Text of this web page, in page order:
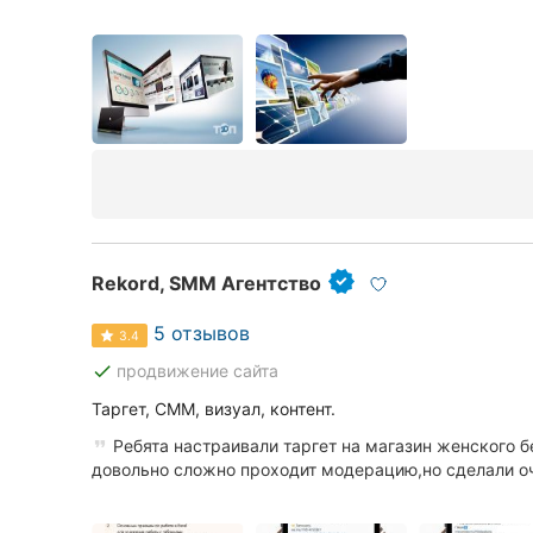
Rekord, SMM Агентство
3.4 5 отзывов
done продвижение сайта
Таргет, СММ, визуал, контент.
Ребята настраивали таргет на магазин женского
довольно сложно проходит модерацию,но сделали